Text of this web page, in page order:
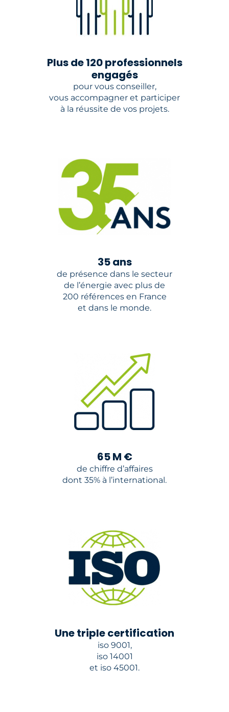
Plus de 120 professionnels
engagés
pour vous conseiller,
vous accompagner et participer
à la réussite de vos projets.
35 ans
de présence dans le secteur
de l’énergie avec plus de
200 références en France
et dans le monde.
65 M €
de chiffre d’affaires
dont 35% à l’international.
Une triple certification
iso 9001,
iso 14001
et iso 45001.